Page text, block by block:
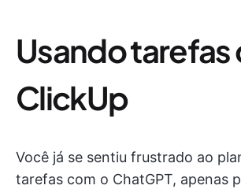
Usando tarefas
ClickUp
Você já se sentiu frustrado ao
tarefas com o ChatGPT, apenas